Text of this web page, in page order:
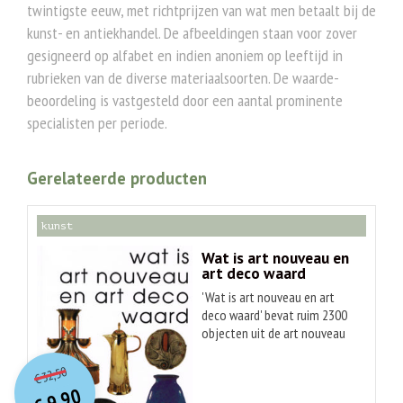
twintigste eeuw, met richtprijzen van wat men betaalt bij de
kunst- en antiekhandel. De afbeeldingen staan voor zover
gesigneerd op alfabet en indien anoniem op leeftijd in
rubrieken van de diverse materiaalsoorten. De waarde-
beoordeling is vastgesteld door een aantal prominente
specialisten per periode.
Gerelateerde producten
kunst
Wat is art nouveau en
art deco waard
'Wat is art nouveau en art
deco waard' bevat ruim 2300
objecten uit de art nouveau
€32,50O
orspr
onkelijke
prijs
Huidige
prijs